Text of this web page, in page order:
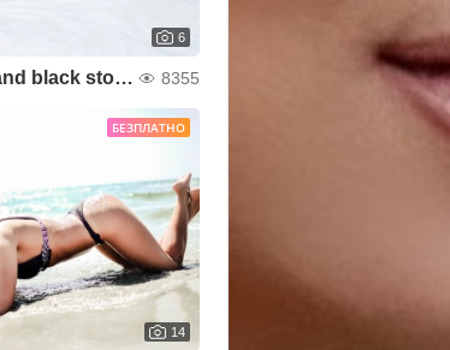
6
Heels and black stockings 8355
БЕЗПЛАТНО
14